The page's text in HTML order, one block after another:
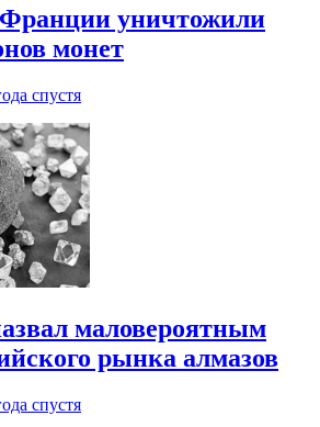
уничтожили
монет
спустя
маловероятным
рынка алмазов
спустя